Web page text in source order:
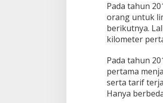
u
a
n
M
a
y
a
r
k
Pada tahun
orang untuk
berikutnya.
kilometer
Pada tahun
pertama
serta tarif
Hanya